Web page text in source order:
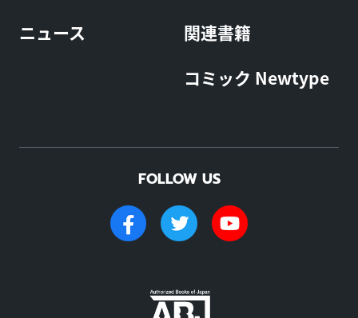
ニュース
関連書籍
コミック Newtype
FOLLOW US